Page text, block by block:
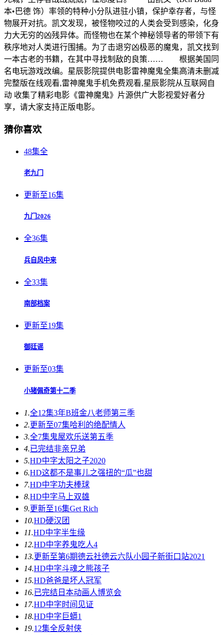
本•巴德 饰）率领的特种小分队进驻小镇，保护幸存者，与怪
物展开对抗。凯文发现，被怪物咬过的人类会受到感染，化身
力大无穷的凶残异体。而怪物也在某个神秘领导者的带领下有
秩序地对人类进行围捕。为了击退穷凶极恶的魔鬼，凯文找到
一本古老的书籍，在其中寻找制敌的良策…… 根据美国同
名电玩游戏改编。星辰影院提供电影雷神魔鬼全集高清未删减
完整版在线观看,雷神魔鬼手机免费观看,星辰影院从互联网自
动 收集了精彩电影《雷神魔鬼》片源供广大影视爱好者分
享，请大家支持正版电影。
猜你喜欢
48集全
老九门
更新至16集
九门2026
全36集
兵自风中来
全33集
南部档案
更新至19集
御廷谣
更新至03集
小猪佩奇第十二季
1.全12集3年B班金八老师第三季
2.更新至07集哈利的绝配情人
3.全7集鬼屋欢乐送第五季
4.已完结非亲兄弟
5.HD中字太阳之子2020
6.HD这都不是事儿之强扭的“瓜”也甜
7.HD中字功夫棒球
8.HD中字马上双雄
9.更新至16集Get Rich
10.HD硬汉团
11.HD中字半生缘
12.HD中字养鬼吃人4
13.更新至第6期德云社德云六队小园子新街口站2021
14.HD中字斗魂之熊孩子
15.HD爸爸是坏人冠军
16.已完结 日本动画人博览会
17.HD中字时间见证
18.HD中字 巨蟒1
19.12集全反射侠